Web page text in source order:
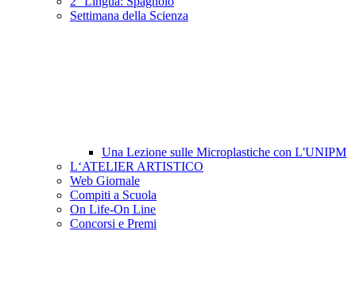
Settimana della Scienza
Una Lezione sulle Microplastiche con L'UNIPM
L‘ATELIER ARTISTICO
Web Giornale
Compiti a Scuola
On Life-On Line
Concorsi e Premi